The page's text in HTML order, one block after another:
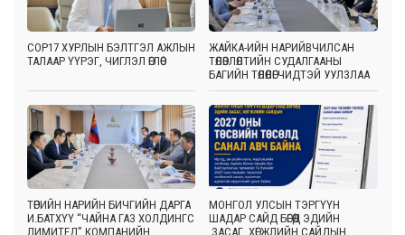
COP17 ХУРЛЫН БЭЛТГЭЛ АЖЛЫН
ТАЛААР ҮҮРЭГ, ЧИГЛЭЛ ӨГЛӨӨ
ЖАЙКА-ИЙН НАРИЙВЧИЛСАН
ТӨЛӨВЛӨЛТИЙН СУДАЛГААНЫ
БАГИЙН ТӨЛӨӨЛӨГЧИДТЭЙ УУЛЗЛАА
ТӨРИЙН НАРИЙН БИЧГИЙН ДАРГА
И.БАТХҮҮ “ЧАЙНА ГАЗ ХОЛДИНГС
ЛИМИТЕД” КОМПАНИЙН
МОНГОЛ УЛСЫН ТЭРГҮҮН
ШАДАР САЙД БӨГӨӨД ЭДИЙН
ЗАСАГ, ХӨГЖЛИЙН САЙДЫН